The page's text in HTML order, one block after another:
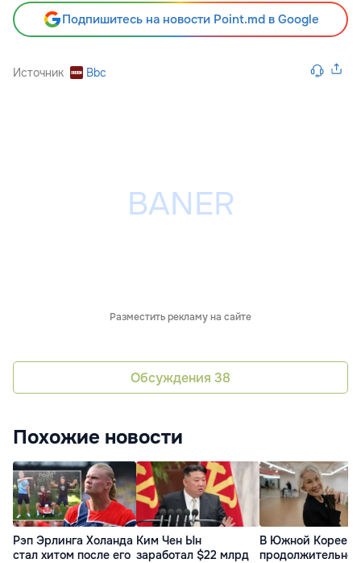
Подпишитесь на новости Point.md в Google
Источник Bbc
Разместить рекламу на сайте
Обсуждения 38
Похожие новости
Рэп Эрлинга Холанда
стал хитом после его
Ким Чен Ын
заработал $22 млрд
В Южной Корее